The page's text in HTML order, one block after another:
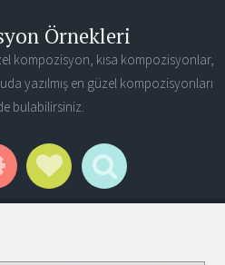
Örnekleri
kompozisyon, kısa kompozisyonlar,
yazılmış en güzel kompozisyonları
bulabilirsiniz.
Social Links
Search